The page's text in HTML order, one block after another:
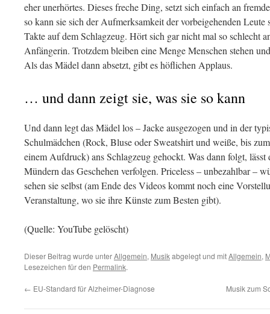
eher unerhörtes. Dieses freche Ding, setzt sich einfach an
so kann sie sich der Aufmerksamkeit der vorbeigehenden
Takte auf dem Schlagzeug. Hört sich gar nicht mal so schlecht
Anfängerin. Trotzdem bleiben eine Menge Menschen stehen
Als das Mädel dann absetzt, gibt es höflichen Applaus.
… und dann zeigt sie, was sie so kann
Und dann legt das Mädel los – Jacke ausgezogen und in der
Schulmädchen (Rock, Bluse oder Sweatshirt und weiße, bis
einem Aufdruck) ans Schlagzeug gehockt. Was dann folgt, lässt
Mündern das Geschehen verfolgen. Priceless – unbezahlbar –
sehen sie selbst (am Ende des Videos kommt noch eine
Veranstaltung, wo sie ihre Künste zum Besten gibt).
(Quelle: YouTube gelöscht)
Dieser Beitrag wurde unterAllgemein, Musikabgelegt und mitAllgemein,
Lesezeichen für den Permalink.
← EU-Standard für Alzheimer-Diagnose Musik zum